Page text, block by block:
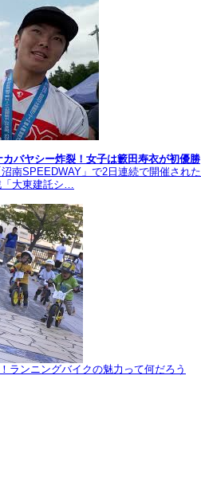
バヤシー炸裂！女子は籔田寿衣が初優勝
南SPEEDWAY」で2日連続で開催された
大東建託シ…
ランニングバイクの魅力って何だろう